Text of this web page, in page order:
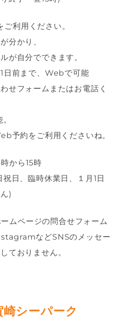
利用ください。
分かり、
が自分でできます。
1日前まで、Webで可能
せフォームまたはお電話く
予約をご利用くださいね。
から15時
日、臨時休業日、１月1日
)
ムページの問合せフォーム
などSNSのメッセー
ておりません。
崎シーパーク